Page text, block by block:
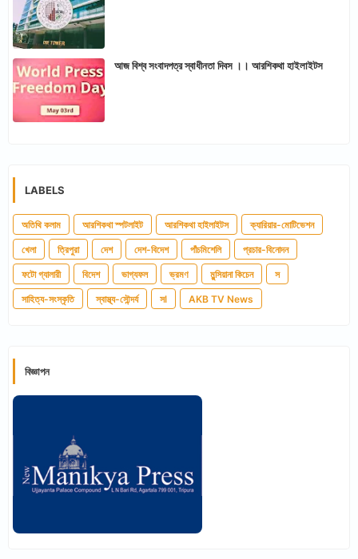
আজ বিশ্ব সংবাদপত্র স্বাধীনতা দিবস ।। আরশিকথা হাইলাইটস
LABELS
অতিথি কলাম আরশিকথা স্পটলাইট আরশিকথা হাইলাইটস ক্যারিয়ার-মোটিভেশন
খেলা ত্রিপুরা দেশ দেশ-বিদেশ পাঁচমিশেলি প্রচার-বিনোদন
ফটো গ্যালারী বিদেশ ভাগ্যফল ভ্রমণ মুন্সিয়ানা কিচেন স
সাহিত্য-সংস্কৃতি স্বাস্থ্য-সৌন্দর্য সl AKB TV News
বিজ্ঞাপন